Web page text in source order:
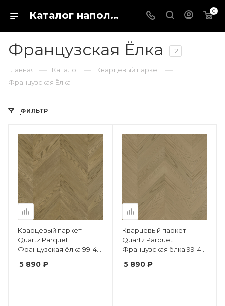
Каталог напольных покрытий в магазине Fargo-shop в городе Каталог отделочных материалов для пола и стен. Купить кварц виниловый ламинат, ПВХ плитку или паркетную доску можно в интернет-магазине Fargo-shop в городе Коломна 0
Французская Ёлка 12
Главная — Каталог — Кварцевый паркет —
Французская Ёлка
ФИЛЬТР
Кварцевый паркет
Quartz Parquet
Французская ёлка 99-419
5 890 ₽
Кварцевый паркет
Quartz Parquet
Французская ёлка 99-414
5 890 ₽